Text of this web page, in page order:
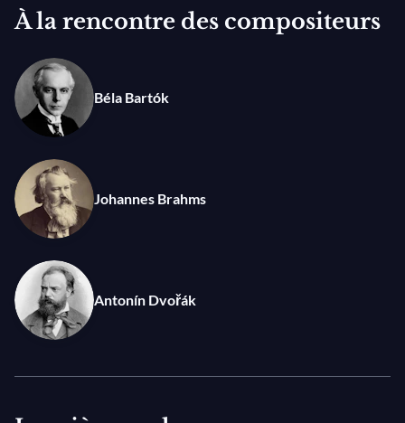
À la rencontre des compositeurs
Béla Bartók
Johannes Brahms
Antonín Dvořák